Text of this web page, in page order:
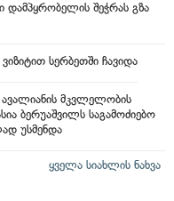
დამპყრობელის შეჭრას გზა
სერბეთში ჩავიდა
მკვლელობის
ბერუაშვილს საგამოძიებო
უსმენდა
ყველა სიახლის ნახვა